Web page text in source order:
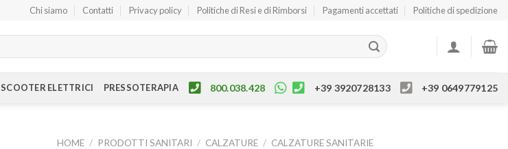
Chi siamo Contatti Privacy policy Politiche di Resi e di Rimborsi Pagamenti accettati Politiche di spedizione
SCOOTER ELETTRICI PRESSOTERAPIA 800.038.428 +39 3920728133 +39 0649779125
HOME / PRODOTTI SANITARI / CALZATURE / CALZATURE SANITARIE